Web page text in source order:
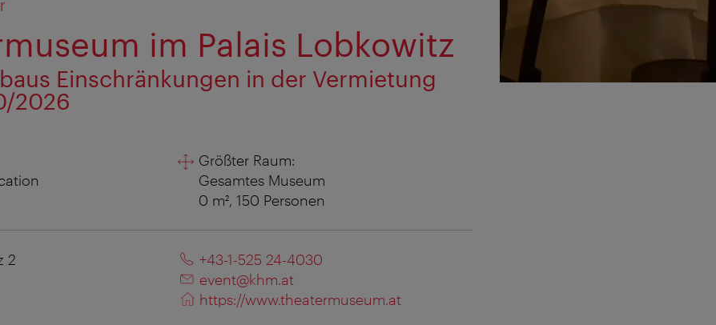
im Palais Lobkowitz
Einschränkungen in der Vermietung
2026
Größter Raum:
Gesamtes Museum
0 m², 150 Personen
2
+43-1-525 24-4030
event@khm.at
https://www.theatermuseum.at